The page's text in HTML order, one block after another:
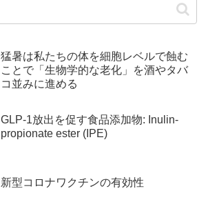
猛暑は私たちの体を細胞レベルで蝕む
ことで「生物学的な老化」を酒やタバ
コ並みに進める
GLP-1放出を促す食品添加物: Inulin-
propionate ester (IPE)
新型コロナワクチンの有効性